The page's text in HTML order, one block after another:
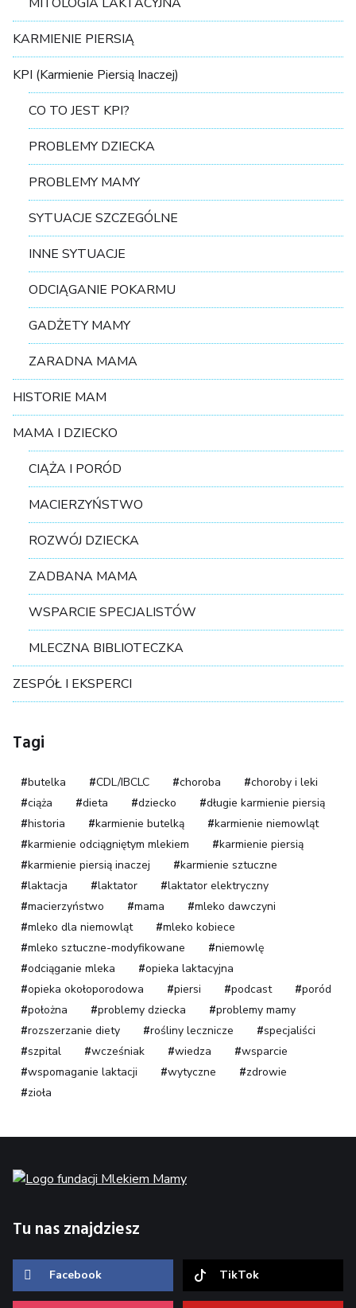
MITOLOGIA LAKTACYJNA
KARMIENIE PIERSIĄ
KPI (Karmienie Piersią Inaczej)
CO TO JEST KPI?
PROBLEMY DZIECKA
PROBLEMY MAMY
SYTUACJE SZCZEGÓLNE
INNE SYTUACJE
ODCIĄGANIE POKARMU
GADŻETY MAMY
ZARADNA MAMA
HISTORIE MAM
MAMA I DZIECKO
CIĄŻA I PORÓD
MACIERZYŃSTWO
ROZWÓJ DZIECKA
ZADBANA MAMA
WSPARCIE SPECJALISTÓW
MLECZNA BIBLIOTECZKA
ZESPÓŁ I EKSPERCI
Tagi
butelka CDL/IBCLC choroba
choroby i leki
ciąża
dieta dziecko
długie karmienie piersią
historia
karmienie butelką
karmienie niemowląt
karmienie odciągniętym mlekiem
karmienie piersią
karmienie piersią inaczej
karmienie sztuczne
laktacja
laktator
laktator elektryczny
macierzyństwo
mama
mleko dawczyni
mleko dla niemowląt
mleko kobiece
mleko sztuczne-modyfikowane
niemowlę
odciąganie mleka
opieka laktacyjna
opieka okołoporodowa
piersi podcast
poród
położna
problemy dziecka
problemy mamy
rozszerzanie diety
rośliny lecznicze
specjaliści
szpital
wcześniak wiedza
wsparcie
wspomaganie laktacji
wytyczne
zdrowie
zioła
Tu nas znajdziesz
Facebook TikTok